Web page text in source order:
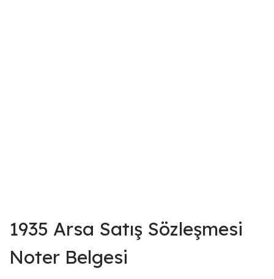
1935 Arsa Satış Sözleşmesi
Noter Belgesi